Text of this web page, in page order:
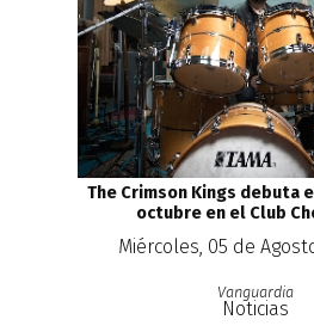
The Crimson Kings debuta
octubre en el Club
Miércoles, 05 de
Vanguardia
Noticias